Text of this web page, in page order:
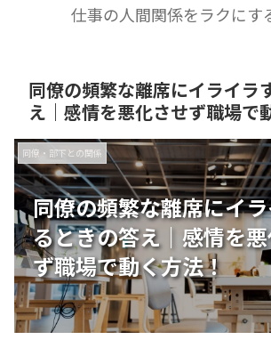
仕事の人間関係をラクにす
同僚の頻繁な離席にイライラ
え｜感情を悪化させず職場で
同僚の頻繁な離席にイ
るときの答え｜感情を
ず職場で動く方法！
同僚・部下との関係